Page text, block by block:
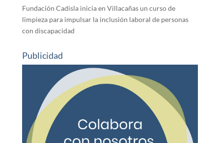
Fundación Cadisla inicia en Villacañas un curso de
limpieza para impulsar la inclusión laboral de personas
con discapacidad
Publicidad